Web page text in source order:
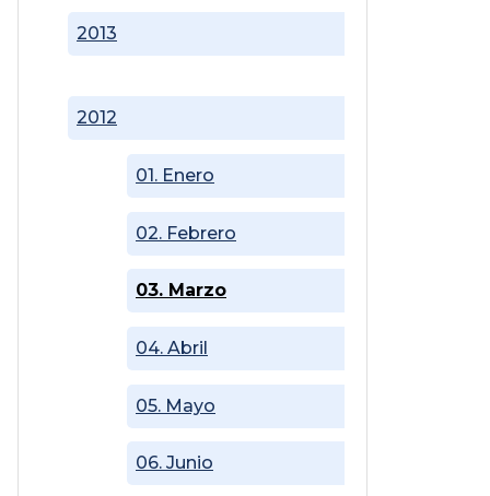
2012
01. Enero
02. Febrero
03. Marzo
04. Abril
05. Mayo
06. Junio
2013